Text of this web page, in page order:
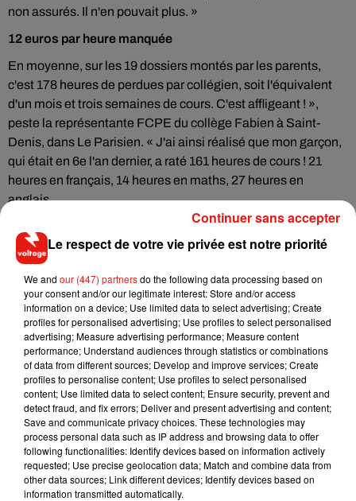
non assurés. Il n'en pouvait plus. »
12 euros par heure manquée
En moyenne, sur les 19 dossiers montés par les parents,
c'est 178 heures de perdues par collégien, soit l'équivalent
d'un mois et trois semaines de cours. C'est affligeant ! »,
peste la représentante FCPE du collège Fabien à Saint-
Denis, dans Le Parisien. « J'ai ainsi réalisé que mon garçon,
qui était en 6e l'an dernier, a raté 161 heures de cours ! 21
heures en français, 14 heures en maths, 27 heures en
anglais…
Ces familles de Seine-Saint-Denis demandent 12 euros par
heure manquée et par élève, soit en moyenne 2000 euros.
En juillet 2017, l’Etat avait été condamné à versé un euros
par heures de cours perdues à un élève du collège Lakanal
de Colombes (Hauts-de-Seine).
L’herbe n’est pas franchement plus verte ailleurs. En Seine-
et-Marne ou encore à Paris, des parents envisagent aussi de
rejoindre leurs homologues du 93. Une pétition a d’ailleurs
été lancée dans deux collèges de Seine-et-Marne.
Musique
Le respect de votre vie privée est notre priorité
We and our (447) partnersdo the following data processing based on
your consent and/or our legitimate interest: Store and/or access
information on a device; Use limited data to select advertising; Create
profiles for personalised advertising; Use profiles to select personalised
advertising; Measure advertising performance; Measure content
performance; Understand audiences through statistics or combinations
of data from different sources; Develop and improve services; Create
profiles to personalise content; Use profiles to select personalised
content; Use limited data to select content; Ensure security, prevent and
detect fraud, and fix errors; Deliver and present advertising and content;
Save and communicate privacy choices. These technologies may
process personal data such as IP address and browsing data to offer
following functionalities: Identify devices based on information actively
requested; Use precise geolocation data; Match and combine data from
other data sources; Link different devices; Identify devices based on
information transmitted automatically.
Continuer sans accepter